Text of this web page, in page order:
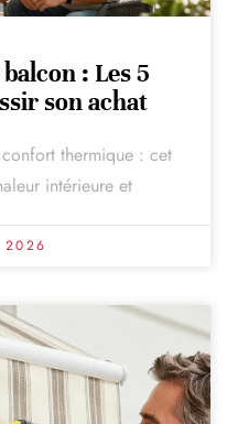
: Les 5
son achat
thermique : cet
intérieure et
2026